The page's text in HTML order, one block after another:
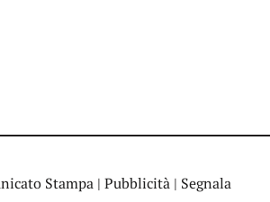
Stampa | Pubblicità | Segnala